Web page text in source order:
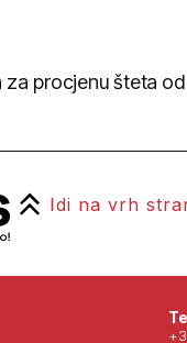
za procjenu šteta
Idi na vrh